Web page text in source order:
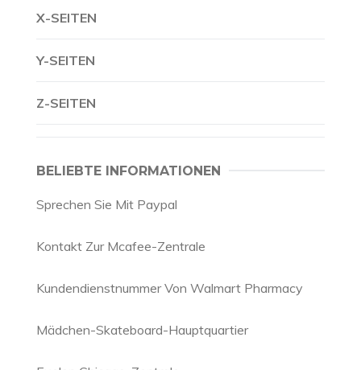
X-SEITEN
Y-SEITEN
Z-SEITEN
BELIEBTE INFORMATIONEN
Sprechen Sie Mit Paypal
Kontakt Zur Mcafee-Zentrale
Kundendienstnummer Von Walmart Pharmacy
Mädchen-Skateboard-Hauptquartier